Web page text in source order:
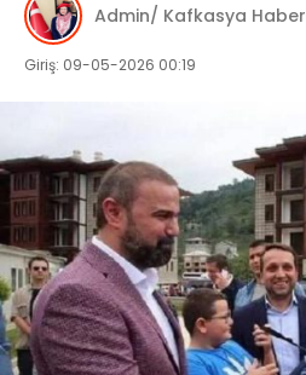
Admin/ Kafkasya Haber
Giriş: 09-05-2026 00:19